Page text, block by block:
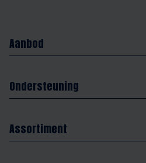
Aanbod
Ondersteuning
Assortiment